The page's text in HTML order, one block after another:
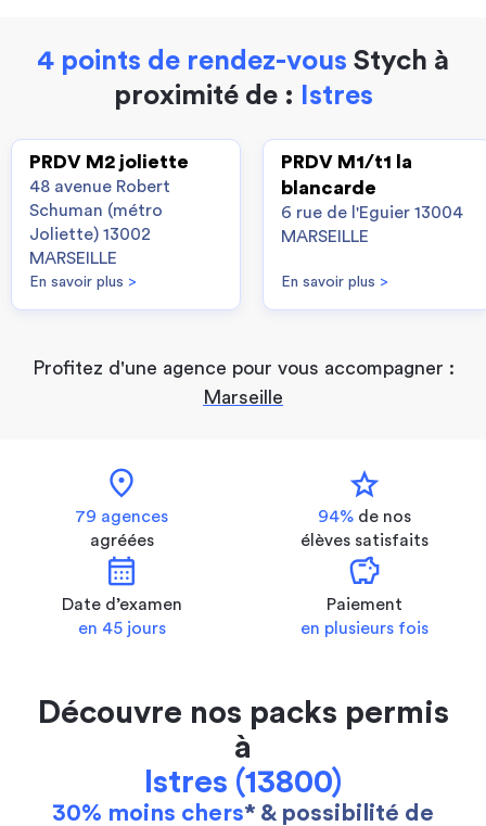
4 points de rendez-vous Stych à
proximité de :
Istres
PRDV M2 joliette
48 avenue Robert
Schuman (métro
Joliette) 13002
MARSEILLE
En savoir plus >
PRDV M1/t1 la
blancarde
6 rue de l'Eguier 13004
MARSEILLE
En savoir plus >
Profitez d'une agence pour vous accompagner :
Marseille
location_on
79 agences
agréées
star
94% de nos
élèves satisfaits
calendar_month
Date d’examen
en 45 jours
savings
Paiement
en plusieurs fois
Découvre nos packs permis
à
Istres (13800)
30% moins chers* & possibilité de